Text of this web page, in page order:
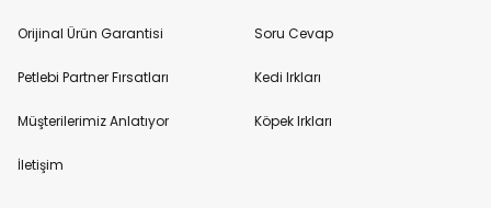
Orijinal Ürün Garantisi
Petlebi Partner Fırsatları
Müşterilerimiz Anlatıyor
İletişim
Soru Cevap
Kedi Irkları
Köpek Irkları